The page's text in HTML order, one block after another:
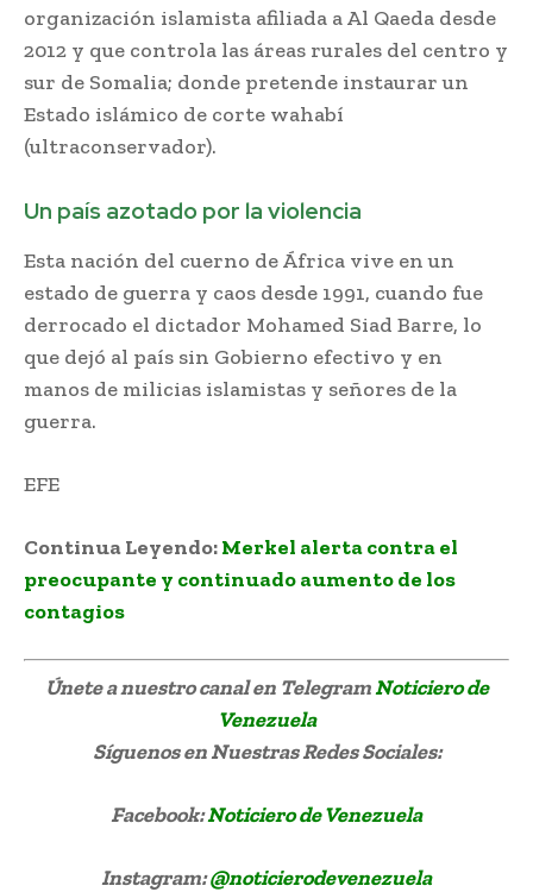
organización islamista afiliada a Al Qaeda desde
2012 y que controla las áreas rurales del centro y
sur de Somalia; donde pretende instaurar un
Estado islámico de corte wahabí
(ultraconservador).
Un país azotado por la violencia
Esta nación del cuerno de África vive en un
estado de guerra y caos desde 1991, cuando fue
derrocado el dictador Mohamed Siad Barre, lo
que dejó al país sin Gobierno efectivo y en
manos de milicias islamistas y señores de la
guerra.
EFE
Continua Leyendo:Merkel alerta contra el
preocupante y continuado aumento de los
contagios
Únete a nuestro canal en TelegramNoticiero de
Venezuela
Síguenosen Nuestras Redes Sociales:
Facebook:Noticiero de Venezuela
Instagram:@noticierodevenezuela